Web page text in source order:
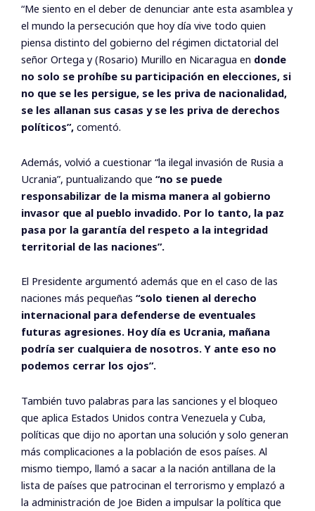
“Me siento en el deber de denunciar ante esta asamblea y
el mundo la persecución que hoy día vive todo quien
piensa distinto del gobierno del régimen dictatorial del
señor Ortega y (Rosario) Murillo en Nicaragua en donde
no solo se prohíbe su participación en elecciones, si
no que se les persigue, se les priva de nacionalidad,
se les allanan sus casas y se les priva de derechos
políticos”, comentó.
Además, volvió a cuestionar “la ilegal invasión de Rusia a
Ucrania”, puntualizando que “no se puede
responsabilizar de la misma manera al gobierno
invasor que al pueblo invadido. Por lo tanto, la paz
pasa por la garantía del respeto a la integridad
territorial de las naciones”.
El Presidente argumentó además que en el caso de las
naciones más pequeñas “solo tienen al derecho
internacional para defenderse de eventuales
futuras agresiones. Hoy día es Ucrania, mañana
podría ser cualquiera de nosotros. Y ante eso no
podemos cerrar los ojos”.
También tuvo palabras para las sanciones y el bloqueo
que aplica Estados Unidos contra Venezuela y Cuba,
políticas que dijo no aportan una solución y solo generan
más complicaciones a la población de esos países. Al
mismo tiempo, llamó a sacar a la nación antillana de la
lista de países que patrocinan el terrorismo y emplazó a
la administración de Joe Biden a impulsar la política que